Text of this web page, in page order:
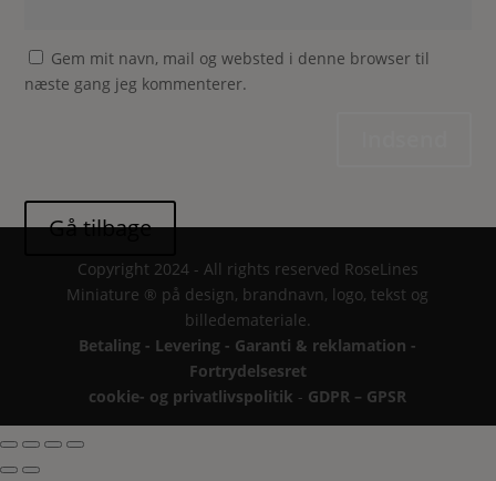
Gem mit navn, mail og websted i denne browser til
næste gang jeg kommenterer.
Copyright 2024 - All rights reserved RoseLines
Miniature ® på design, brandnavn, logo, tekst og
billedemateriale.
Betaling - Levering - Garanti & reklamation -
Fortrydelsesret
cookie- og privatlivspolitik - GDPR – GPSR